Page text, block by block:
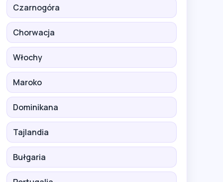
Czarnogóra
Chorwacja
Włochy
Maroko
Dominikana
Tajlandia
Bułgaria